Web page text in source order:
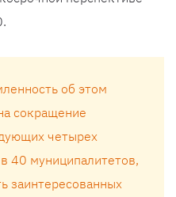
об этом
сокращение
четырех
40 муниципалитетов,
заинтересованных